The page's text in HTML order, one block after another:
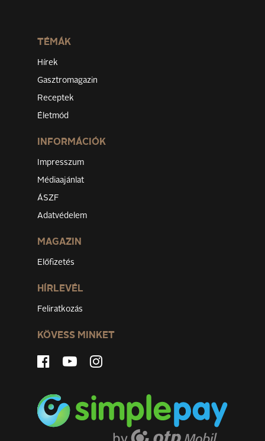
TÉMÁK
Hírek
Gasztromagazin
Receptek
Életmód
INFORMÁCIÓK
Impresszum
Médiaajánlat
ÁSZF
Adatvédelem
MAGAZIN
Előfizetés
HÍRLEVÉL
Feliratkozás
KÖVESS MINKET